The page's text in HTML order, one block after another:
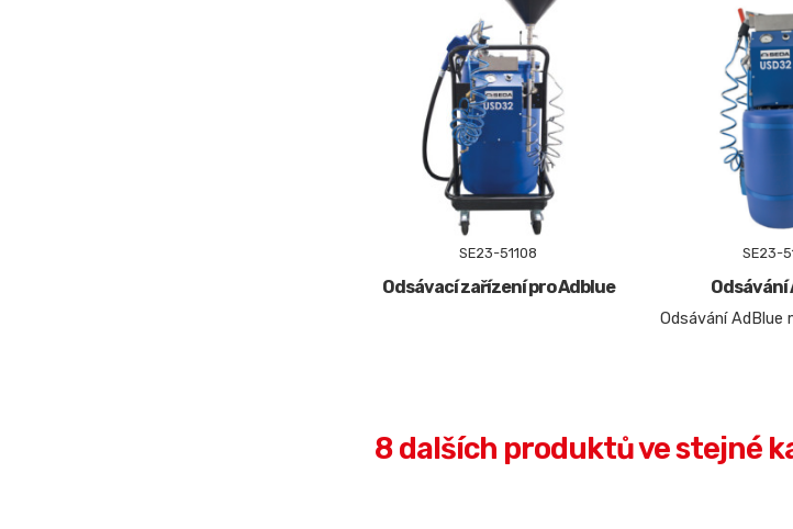
SE23-51108
Odsávací zařízení pro Adblue
SE23-
Odsávání
Odsávání AdBlue
8 dalších produktů ve stejné